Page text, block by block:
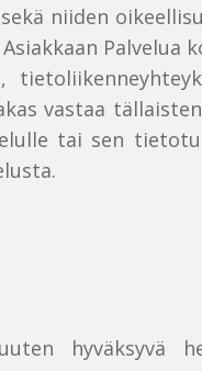
niiden
Palvelua
vastaa
tai sen